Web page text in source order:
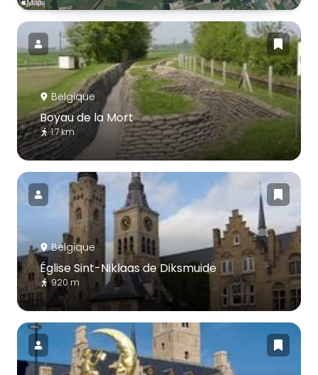
Belgique
Boyau de la Mort
1.7 km
Belgique
Église Sint-Niklaas de Diksmuide
920 m